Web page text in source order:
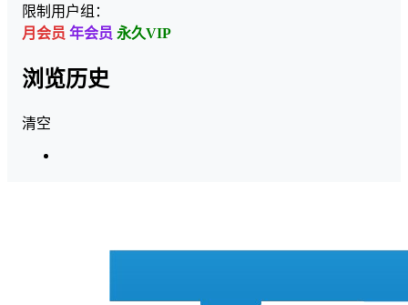
限制用户组：
月会员 年会员 永久VIP
浏览历史
清空